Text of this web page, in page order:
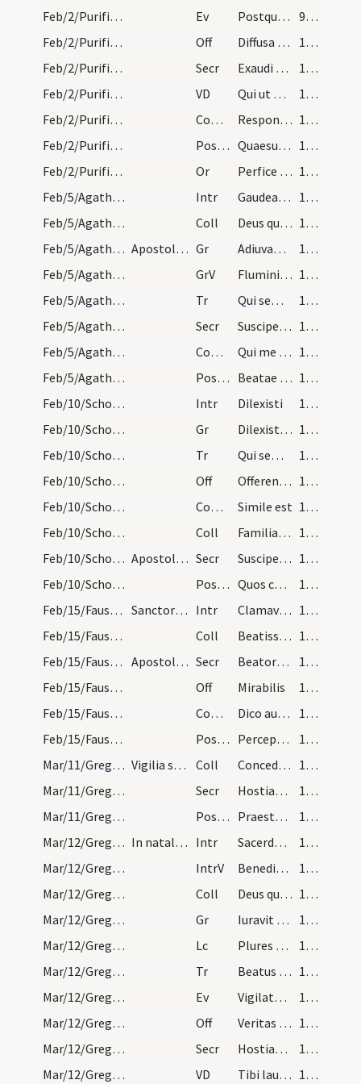
Feb/2/Purificatio BMV/M2/Mass Propers
Ev Postquam impleti sunt
99 (14r)
Feb/2/Purificatio BMV/M2/Mass Propers
Off Diffusa est gratia
100 (14v)
Feb/2/Purificatio BMV/M2/Mass Propers
Secr Exaudi Domine preces nostras et ut digna sint ... pietatis impende.
100 (14v)
Feb/2/Purificatio BMV/M2/Mass Propers
VD Qui ut nos gravi servitute legis
100 (14v)
Feb/2/Purificatio BMV/M2/Mass Propers
Comm Responsum accepit
100 (14v)
Feb/2/Purificatio BMV/M2/Mass Propers
Postcomm Quaesumus omnipotens Deus ut sacrosancta mysteria
100 (14v)
Feb/2/Purificatio BMV/Candlemas
Or Perfice in nobis quaesumus Domine gratiam tuam ... vitam obtineamus aeternam.
100 (14v)
Feb/5/Agatha/M2/Mass Propers
Intr Gaudeamus omnes in Domino
100 (14v)
Feb/5/Agatha/M2/Mass Propers
Coll Deus qui inter cetera potentiae tuae miracula ... exempla gradiamur.
100 (14v)
Feb/5/Agatha/M2/Mass Propers
Apostolum et evangelium require in natale virginum Gr Adiuvabit eam
100 (14v)
Feb/5/Agatha/M2/Mass Propers
GrV Fluminis impetus
101 (15r)
Feb/5/Agatha/M2/Mass Propers
Tr Qui seminant in lacrimis
101 (15r)
Feb/5/Agatha/M2/Mass Propers
Secr Suscipe munera Domine quae in beatae Agathae ... patrocinio liberari.
101 (15r)
Feb/5/Agatha/M2/Mass Propers
Comm Qui me dignatus
101 (15r)
Feb/5/Agatha/M2/Mass Propers
Postcomm Beatae Agathae martyre tuae Domine precibus ... remedia accipiamus.
101 (15r)
Feb/10/Scholastica/M2/Mass Propers
Intr Dilexisti
101 (15r)
Feb/10/Scholastica/M2/Mass Propers
Gr Dilexisti iustitiam
101 (15r)
Feb/10/Scholastica/M2/Mass Propers
Tr Qui seminant
101 (15r)
Feb/10/Scholastica/M2/Mass Propers
Off Offerentur
101 (15r)
Feb/10/Scholastica/M2/Mass Propers
Comm Simile est
101 (15r)
Feb/10/Scholastica/M2/Mass Propers
Coll Familiam tuam quaesumus Domine beatae virginis tuae Scholasticae ... rore perfundere.
101 (15r)
Feb/10/Scholastica/M2/Mass Propers
Apostolum evangelium de virginibus Secr Suscipe quaesumus Domine ob honorem sanctae virginis tuae Scholasticae
101 (15r)
Feb/10/Scholastica/M2/Mass Propers
Postcomm Quos caelesti Domine refectione satiasti ... propitiatus adversis.
101 (15r)
Feb/15/Faustinus, Iovita/M2/Mass Propers
Sanctorum martyrum Faustini et Iovitae Intr Clamaverunt iusti
101 (15r)
Feb/15/Faustinus, Iovita/M2/Mass Propers
Coll Beatissimorum nos Domine quaesumus martyrum tuorum Faustini et Iovitae veneranda passio ... liberare digneris.
101 (15r)
Feb/15/Faustinus, Iovita/M2/Mass Propers
Apostolum evangelium de plurimorum martyrum Secr Beatorum martyrum tuorum Faustini et Iovitae oblata quaesumus Domine ... defende periculis.
101 (15r)
Feb/15/Faustinus, Iovita/M2/Mass Propers
Off Mirabilis
102 (15v)
Feb/15/Faustinus, Iovita/M2/Mass Propers
Comm Dico autem vobis
102 (15v)
Feb/15/Faustinus, Iovita/M2/Mass Propers
Postcomm Perceptis Domine sacrosancti ... vitiorum emundemur.
102 (15v)
Mar/11/Gregorius papa (Vigilia)/M2/Mass Propers
Vigilia sancti Gregorii papae Coll Concede quaesumus Domine fidelibus tuis digne sancti Gregorii pontificis ... effectibus apprehendant.
102 (15v)
Mar/11/Gregorius papa (Vigilia)/M2/Mass Propers
Secr Hostias Domine quas nomini tuo sacrandas offerimus sancti Gregorii
102 (15v)
Mar/11/Gregorius papa (Vigilia)/M2/Mass Propers
Postcomm Praestent Domine quaesumus tua sancta praesidia quae intervenientibus beati Gregorii ... absolve peccatis.
102 (15v)
Mar/12/Gregorius papa/M2/Mass Propers
In natale sancti Gregorii Intr Sacerdotes Dei benedicite
102 (15v)
Mar/12/Gregorius papa/M2/Mass Propers
IntrV Benedicite omnia
102 (15v)
Mar/12/Gregorius papa/M2/Mass Propers
Coll Deus qui frumenta tui eloquium ... subsequi pervenit.
102 (15v)
Mar/12/Gregorius papa/M2/Mass Propers
Gr Iuravit Dominus
102 (15v)
Mar/12/Gregorius papa/M2/Mass Propers
Lc Plures facti sacerdotes
102 (15v)
Mar/12/Gregorius papa/M2/Mass Propers
Tr Beatus vir qui timet Dominum
102 (15v)
Mar/12/Gregorius papa/M2/Mass Propers
Ev Vigilate ergo quia nescitis
103 (16r)
Mar/12/Gregorius papa/M2/Mass Propers
Off Veritas mea
103 (16r)
Mar/12/Gregorius papa/M2/Mass Propers
Secr Hostias Domine quas nomini tuo sacrandas offerimus sancti Gregorii
103 (16r)
Mar/12/Gregorius papa/M2/Mass Propers
VD Tibi laudes iugiter immolare cuius gratiae beatus Gregorius
103 (16r)